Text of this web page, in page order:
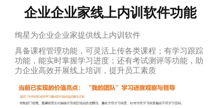
企业企业家线上内训软件功能
绚星为企业企业家提供线上内训软件
具备课程管理功能，可灵活上传各类课程；有学习跟踪
功能，能实时掌握学习进度；还有考试测评等功能，助
力企业高效开展线上培训，提升员工素质